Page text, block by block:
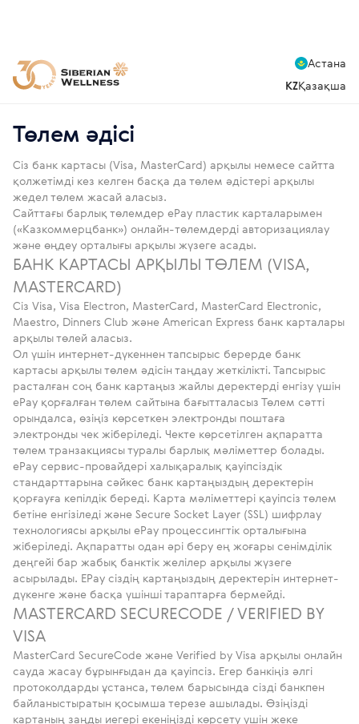
Астана
KZҚазақша
Төлем әдісі
Сіз банк картасы (Visa, MasterCard) арқылы немесе сайтта
қолжетімді кез келген басқа да төлем әдістері арқылы
жедел төлем жасай аласыз.
Сайттағы барлық төлемдер ePay пластик карталарымен
(«Казкоммерцбанк») онлайн-төлемдерді авторизациялау
және өңдеу орталығы арқылы жүзеге асады.
БАНК КАРТАСЫ АРҚЫЛЫ ТӨЛЕМ (VISA,
MASTERCARD)
Сіз Visa, Visa Electron, MasterCard, MasterCard Electronic,
Maestro, Dinners Club және American Express банк карталары
арқылы төлей аласыз.
Ол үшін интернет-дүкеннен тапсырыс берерде банк
картасы арқылы төлем әдісін таңдау жеткілікті. Тапсырыс
расталған соң банк картаңыз жайлы деректерді енгізу үшін
ePay қорғалған төлем сайтына бағытталасыз Төлем сәтті
орындалса, өзіңіз көрсеткен электронды поштаға
электронды чек жіберіледі. Чекте көрсетілген ақпаратта
төлем транзакциясы туралы барлық мәліметтер болады.
ePay сервис-провайдері халықаралық қауіпсіздік
стандарттарына сәйкес банк картаңыздың деректерін
қорғауға кепілдік береді. Карта мәліметтері қауіпсіз төлем
бетіне енгізіледі және Secure Socket Layer (SSL) шифрлау
технологиясы арқылы ePay процессингтік орталығына
жіберіледі. Ақпаратты одан әрі беру ең жоғары сенімділік
деңгейі бар жабық банктік желілер арқылы жүзеге
асырылады. EPay сіздің картаңыздың деректерін интернет-
дүкенге және басқа үшінші тараптарға бермейді.
MASTERCARD SECURECODE / VERIFIED BY
VISA
MasterCard SecureCode және Verified by Visa арқылы онлайн
сауда жасау бұрынғыдан да қауіпсіз. Егер банкіңіз әлгі
протоколдарды ұстанса, төлем барысында сізді банкпен
байланыстыратын қосымша терезе ашылады. Өзіңізді
картаның заңды иегері екеніңізді көрсету үшін жеке